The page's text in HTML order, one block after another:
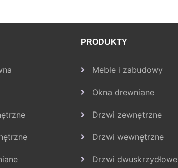
PRODUKTY
Meble i zabudowy
Okna drewniane
Drzwi zewnętrzne
Drzwi wewnętrzne
Drzwi dwuskrzydłowe